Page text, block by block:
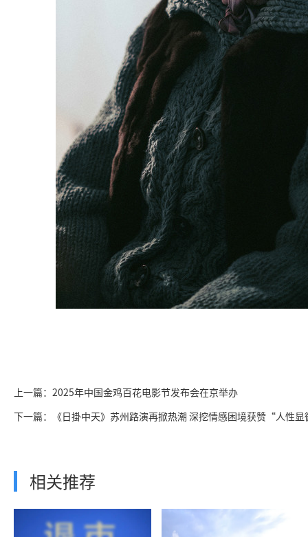
上一篇：2025年中国金鸡百花电影节发布会在京举办
下一篇：《日掛中天》苏州路演再掀热潮 深挖情感困境获赞“人性
相关推荐